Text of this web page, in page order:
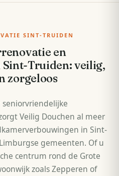
SINT-TRUIDEN
en
Truiden: veilig,
zorgeloos
seniorvriendelijke
Veilig Douchen al meer
in Sint-
gemeenten. Of u
centrum rond de Grote
zoals Zepperen of